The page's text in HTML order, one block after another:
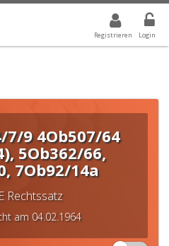
Registrieren Login
WERT IST ALLE
7/9 4Ob507/64
5Ob362/66,
7Ob92/14a
Rechtssatz
am 04.02.1964